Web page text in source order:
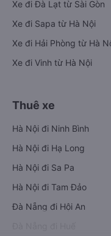
Xe đi Đà Lạt từ Sài Gòn
Xe đi Sapa từ Hà Nội
Xe đi Hải Phòng từ Hà
Xe đi Vinh từ Hà Nội
Thuê xe
Hà Nội đi Ninh Bình
Hà Nội đi Hạ Long
Hà Nội đi Sa Pa
Hà Nội đi Tam Đảo
Đà Nẵng đi Hội An